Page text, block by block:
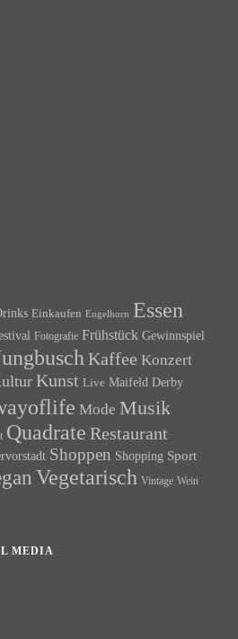
Einkaufen Engelhorn Essen
Fotografie Frühstück Gewinnspiel
Kaffee Konzert
Kunst Live Maifeld Derby
Mode Musik
Quadrate Restaurant
Shoppen Shopping Sport
Vegetarisch Vintage Wein
MEDIA